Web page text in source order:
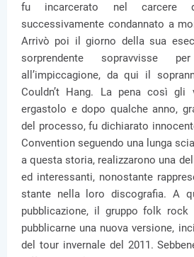
fu incarcerato nel carcere
successivamente condannato a
Arrivò poi il giorno della sua
sorprendente sopravvisse
all’impiccagione, da qui il
Couldn’t Hang. La pena così gli
ergastolo e dopo qualche anno,
del processo, fu dichiarato
Convention seguendo una lunga
a questa storia, realizzarono una
ed interessanti, nonostante
stante nella loro discografia. A
pubblicazione, il gruppo folk
pubblicarne una nuova versione,
del tour invernale del 2011.